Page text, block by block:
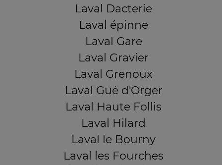
Laval Dacterie
Laval épinne
Laval Gare
Laval Gravier
Laval Grenoux
Laval Gué d'Orger
Laval Haute Follis
Laval Hilard
Laval le Bourny
Laval les Fourches